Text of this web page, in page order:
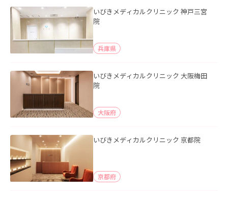
いびきメディカルクリニック 神戸三宮
院
兵庫県
いびきメディカルクリニック 大阪梅田
院
大阪府
いびきメディカルクリニック 京都院
京都府